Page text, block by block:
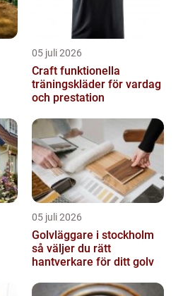
05 juli 2026
Craft funktionella
träningskläder för vardag
och prestation
05 juli 2026
Golvläggare i stockholm
så väljer du rätt
hantverkare för ditt golv